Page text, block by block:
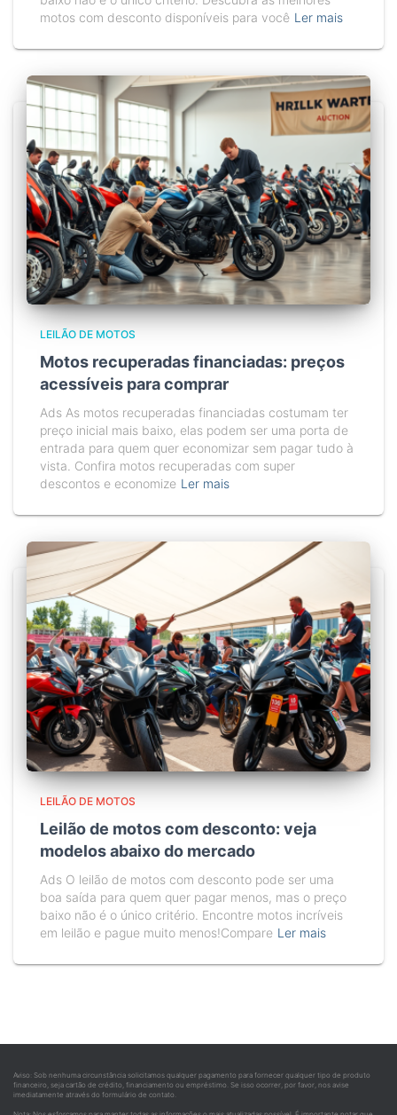
motos com desconto disponíveis para você Ler mais
LEILÃO DE MOTOS
Motos recuperadas financiadas: preços
acessíveis para comprar
Ads As motos recuperadas financiadas costumam ter
preço inicial mais baixo, elas podem ser uma porta de
entrada para quem quer economizar sem pagar tudo à
vista. Confira motos recuperadas com super
descontos e economize Ler mais
LEILÃO DE MOTOS
Leilão de motos com desconto: veja
modelos abaixo do mercado
Ads O leilão de motos com desconto pode ser uma
boa saída para quem quer pagar menos, mas o preço
baixo não é o único critério. Encontre motos incríveis
em leilão e pague muito menos!Compare Ler mais
Aviso: Sob nenhuma circunstância solicitamos qualquer pagamento para fornecer qualquer tipo de produto
financeiro, seja cartão de crédito, financiamento ou empréstimo. Se isso ocorrer, por favor, nos avise
imediatamente através do formulário de contato.